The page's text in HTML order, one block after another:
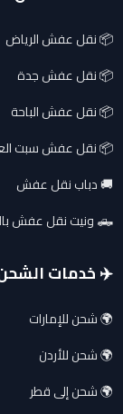
📦 نقل عفش الرياض
📦 نقل عفش جدة
📦 نقل عفش الباحة
📦 نقل عفش سبت
🚚 دباب نقل عفش
🛻 ونيت نقل عفش بالرياض
✈️ خدمات
🌍 شحن للإمارات
🌍 شحن للأردن
🌍 شحن إلى قطر